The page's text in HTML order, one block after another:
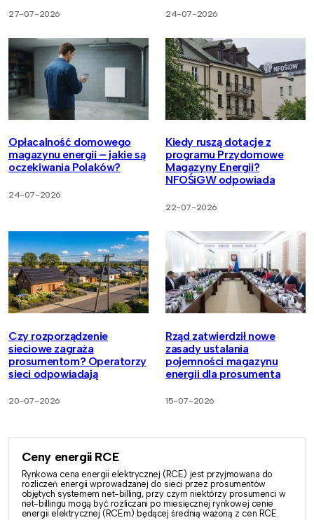
27-07-2026 24-07-2026
Opłacalność domowego
magazynu energii – jakie są
oczekiwania Polaków?
24-07-2026
Kiedy ruszą dotacje z
programu Przydomowe
Magazyny Energii?
NFOŚiGW odpowiada
22-07-2026
Czy rozporządzenie
sieciowe zagraża
prosumentom? Operatorzy
sieci odpowiadają
20-07-2026
Rząd zatwierdził nowe
zasady ustalania
pojemności magazynu
energii dla prosumenta
15-07-2026
Ceny energii RCE
Rynkowa cena energii elektrycznej (RCE) jest przyjmowana do
rozliczeń energii wprowadzanej do sieci przez prosumentów
objętych systemem net-billing, przy czym niektórzy prosumenci w
net-billingu mogą być rozliczani po miesięcznej rynkowej cenie
energii elektrycznej (RCEm) będącej średnią ważoną z cen RCE.